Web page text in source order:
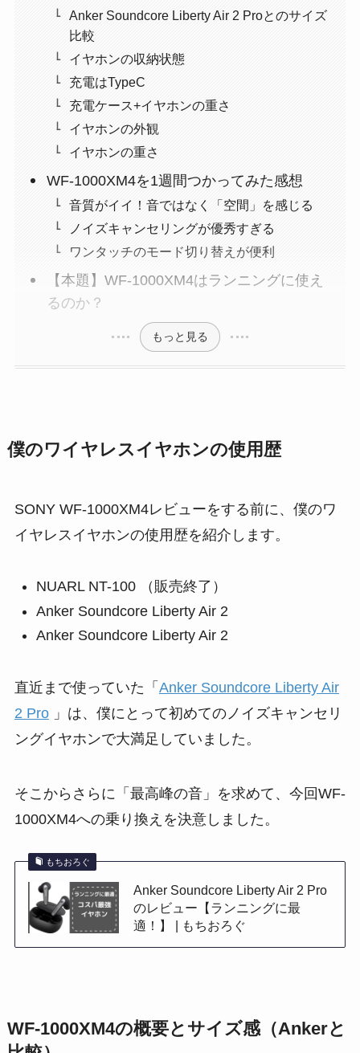
Anker Soundcore Liberty Air 2 Proとのサイズ
比較
イヤホンの収納状態
充電はTypeC
充電ケース+イヤホンの重さ
イヤホンの外観
イヤホンの重さ
WF-1000XM4を1週間つかってみた感想
音質がイイ！音ではなく「空間」を感じる
ノイズキャンセリングが優秀すぎる
ワンタッチのモード切り替えが便利
【本題】WF-1000XM4はランニングに使え
るのか？
もっと見る
僕のワイヤレスイヤホンの使用歴
SONY WF-1000XM4レビューをする前に、僕のワ
イヤレスイヤホンの使用歴を紹介します。
NUARL NT-100 （販売終了）
Anker Soundcore Liberty Air 2
Anker Soundcore Liberty Air 2
直近まで使っていた「 Anker Soundcore Liberty Air
2 Pro」は、僕にとって初めてのノイズキャンセリ
ングイヤホンで大満足していました。
そこからさらに「最高峰の音」を求めて、今回WF-
1000XM4への乗り換えを決意しました。
もちおろぐ
Anker Soundcore Liberty Air 2 Pro
のレビュー【ランニングに最
適！】 | もちおろぐ
WF-1000XM4の概要とサイズ感（Ankerと